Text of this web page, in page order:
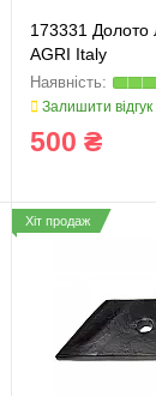
173331 Долото
AGRI Italy
Залишити відгук
500 ₴
Хіт продаж